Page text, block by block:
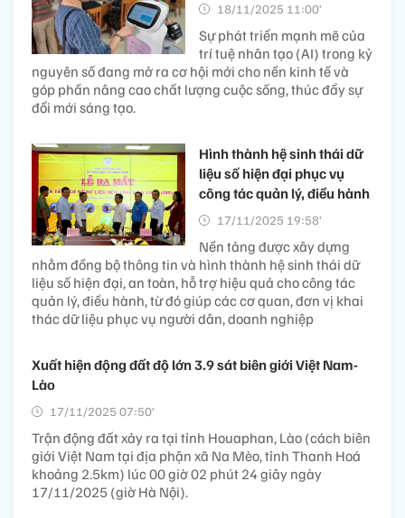
18/11/2025 11:00’
Sự phát triển mạnh mẽ của
trí tuệ nhân tạo (AI) trong kỷ
nguyên số đang mở ra cơ hội mới cho nền kinh tế và
góp phần nâng cao chất lượng cuộc sống, thúc đẩy sự
đổi mới sáng tạo.
Hình thành hệ sinh thái dữ
liệu số hiện đại phục vụ
công tác quản lý, điều hành
17/11/2025 19:58’
Nền tảng được xây dựng
nhằm đồng bộ thông tin và hình thành hệ sinh thái dữ
liệu số hiện đại, an toàn, hỗ trợ hiệu quả cho công tác
quản lý, điều hành, từ đó giúp các cơ quan, đơn vị khai
thác dữ liệu phục vụ người dân, doanh nghiệp
Xuất hiện động đất độ lớn 3.9 sát biên giới Việt Nam-
Lào
17/11/2025 07:50’
Trận động đất xảy ra tại tỉnh Houaphan, Lào (cách biên
giới Việt Nam tại địa phận xã Na Mèo, tỉnh Thanh Hoá
khoảng 2.5km) lúc 00 giờ 02 phút 24 giây ngày
17/11/2025 (giờ Hà Nội).